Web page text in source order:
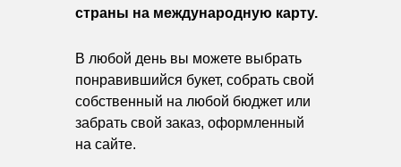
страны на международную карту.
В любой день вы можете выбрать
понравившийся букет, собрать свой
собственный на любой бюджет или
забрать свой заказ, оформленный
на сайте.